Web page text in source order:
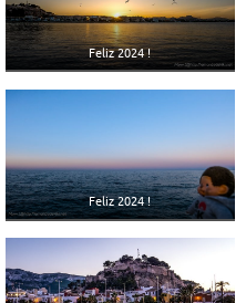
Feliz 2024 !
Feliz 2024 !